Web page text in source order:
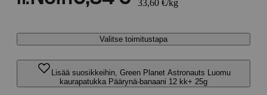
33,60 €/kg
Valitse toimitustapa
Lisää suosikkeihin, Green Planet Astronauts Luomu
kaurapatukka Päärynä-banaani 12 kk+ 25g